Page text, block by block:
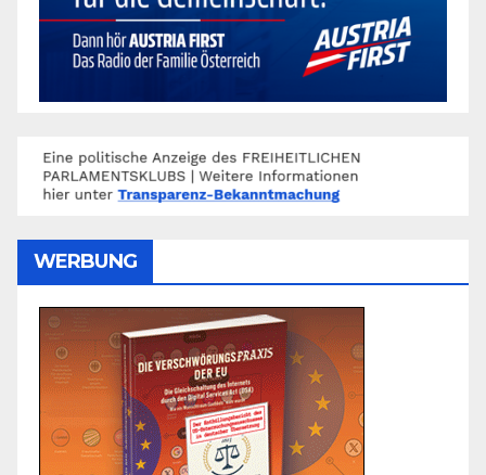
WERBUNG